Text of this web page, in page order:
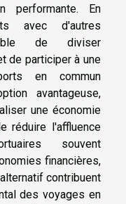
performante. En
avec d'autres
de diviser
de participer à une
en commun
avantageuse,
une économie
réduire l'affluence
souvent
financières,
contribuent
des voyages en